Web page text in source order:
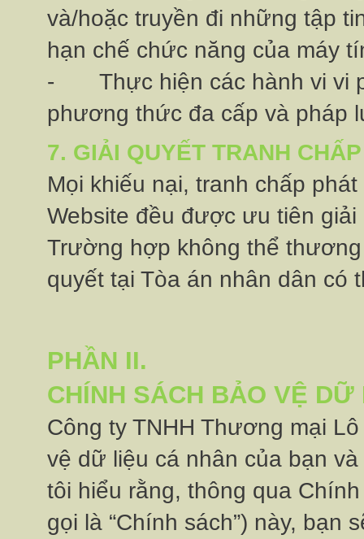
và/hoặc truyền đi những tập
hạn chế chức năng của máy
-
Thực hiện các hành vi vi
phương thức đa cấp và pháp
7. GIẢI QUYẾT TRANH CHẤP
Mọi khiếu nại, tranh chấp
Website đều được ưu tiên
Trường hợp không thể
quyết tại Tòa án nhân dân có
PHẦN II.
CHÍNH SÁCH BẢO VỆ DỮ
Công ty TNHH Thương mại
vệ dữ liệu cá nhân của bạn
tôi hiểu rằng, thông qua
gọi là “Chính sách”) này, bạn